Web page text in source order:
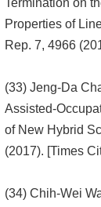
Termination on
Properties of
Rep. 7, 4966
(33) Jeng-Da
Assisted-
of New Hybrid
(2017). [Times
(34) Chih-Wei